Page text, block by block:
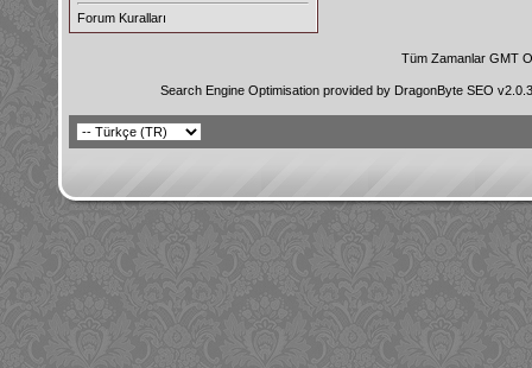
Forum Kuralları
Tüm Zamanlar GMT
Search Engine Optimisation provided by DragonByte SEO